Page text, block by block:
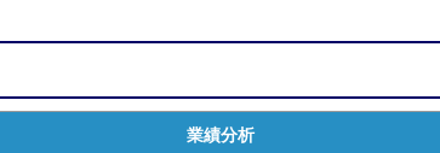
業績分析